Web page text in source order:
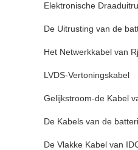
Elektronische
De Uitrusting van de
Het Netwerkkabel van
LVDS-Vertoningskabel
Gelijkstroom-de Kabel
De Kabels van de
De Vlakke Kabel van